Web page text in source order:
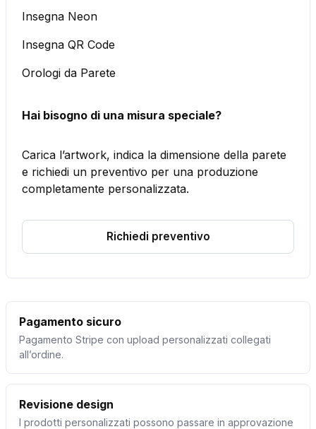
Insegna Neon
Insegna QR Code
Orologi da Parete
Hai bisogno di una misura speciale?
Carica l’artwork, indica la dimensione della parete
e richiedi un preventivo per una produzione
completamente personalizzata.
Richiedi preventivo
Pagamento sicuro
Pagamento Stripe con upload personalizzati collegati
all’ordine.
Revisione design
I prodotti personalizzati possono passare in approvazione